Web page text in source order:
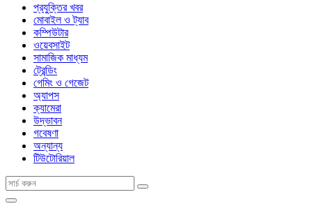
প্রযুক্তির খবর
মোবাইল ও ট্যাব
কম্পিউটার
ওয়েবসাইট
সামাজিক মাধ্যম
ট্রেন্ডিং
গেমিং ও গেজেট
অ্যাপস
ক্যামেরা
উদ্ভাবন
গবেষণা
অন্যান্য
টিউটোরিয়াল